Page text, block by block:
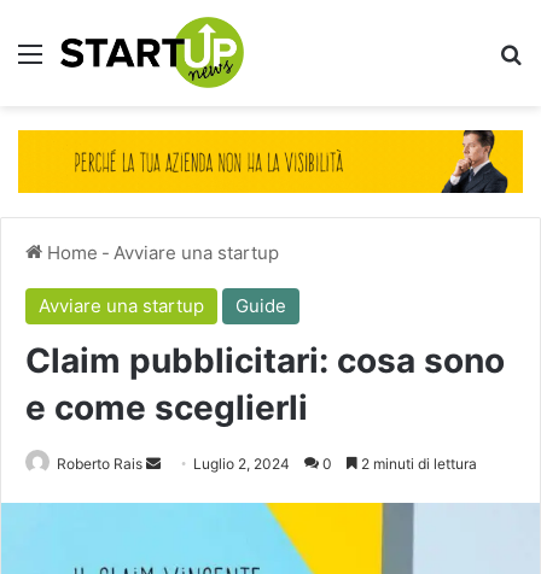
Menu
Home - Avviare una startup
Avviare una startup Guide
Claim pubblicitari: cosa sono
e come sceglierli
Roberto Rais
Invia Luglio 2, 2024 0 2 minuti di lettura